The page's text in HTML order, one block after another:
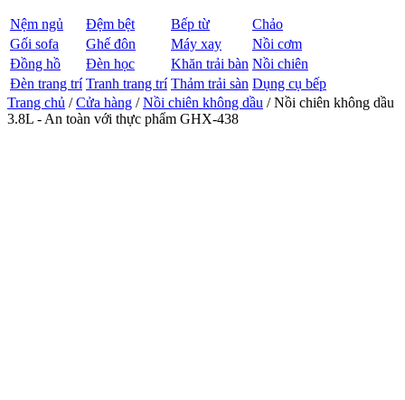
Nệm ngủ Đệm bệt Bếp từ
Chảo
Gối sofa
Ghế đôn Máy xay
Nồi cơm
Đồng hồ
Đèn học Khăn trải bàn Nồi chiên
Đèn trang trí Tranh trang trí Thảm trải sàn Dụng cụ bếp
Trang chủ /Cửa hàng /Nồi chiên không dầu / Nồi chiên không dầu
3.8L - An toàn với thực phẩm GHX-438